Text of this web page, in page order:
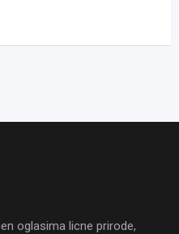
oglasima licne prirode,